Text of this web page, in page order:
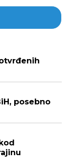
posebno